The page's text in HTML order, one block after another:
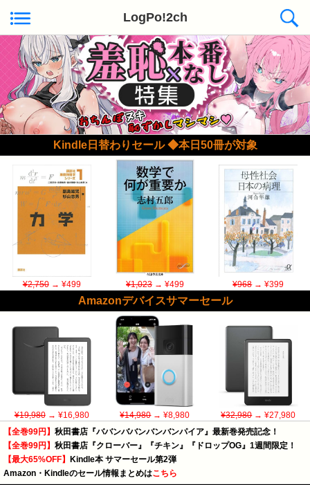
LogPo!2ch
Kindle日替わりセール ◆本日50冊が対象
¥2,750→ ¥499 ¥1,023→ ¥499 ¥968→ ¥399
Amazonデバイスサマーセール
¥19,980→ ¥16,980 ¥14,980→ ¥8,980 ¥32,980→ ¥27,980
【全巻99円】 秋田書店『ババンババンバンバンパイア』最新巻発売記念！
【全巻99円】 秋田書店『クローバー』『チキン』『ドロップOG』1週間限定！
【最大65%OFF】 Kindle本 サマーセール第2弾
Amazon・Kindleのセール情報まとめはこちら